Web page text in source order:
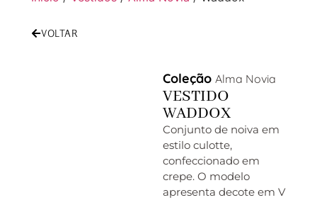
VOLTAR
Coleção Alma Novia
VESTIDO
WADDOX
Conjunto de noiva em
estilo culotte,
confeccionado em
crepe. O modelo
apresenta decote em V